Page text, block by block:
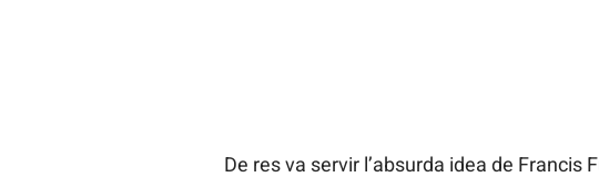
De res va servir l’absurda idea de